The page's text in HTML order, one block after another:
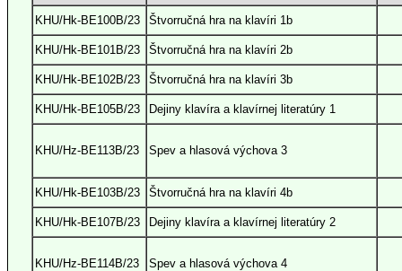
KHU/Hk-BE100B/23 Štvorručná hra na klavíri 1b
KHU/Hk-BE101B/23 Štvorručná hra na klavíri 2b
KHU/Hk-BE102B/23 Štvorručná hra na klavíri 3b
KHU/Hk-BE105B/23 Dejiny klavíra a klavírnej literatúry 1
KHU/Hz-BE113B/23 Spev a hlasová výchova 3
KHU/Hk-BE103B/23 Štvorručná hra na klavíri 4b
KHU/Hk-BE107B/23 Dejiny klavíra a klavírnej literatúry 2
KHU/Hz-BE114B/23 Spev a hlasová výchova 4